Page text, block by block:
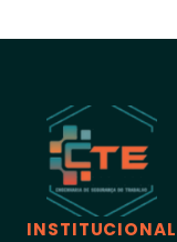
INSTITUCIONAL